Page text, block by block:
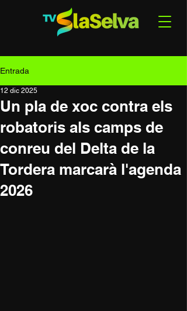
Entrada
Un pla de xoc contra els
robatoris als camps de
conreu del Delta de la
Tordera marcarà l'agenda
2026
12 dic 2025